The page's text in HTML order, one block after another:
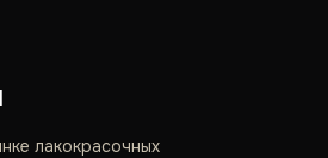
лакокрасочных